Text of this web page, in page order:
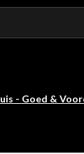
- Goed &